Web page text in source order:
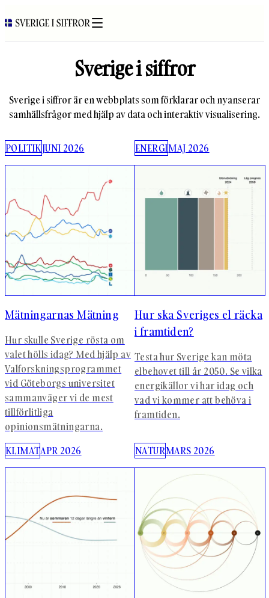
Sverige i siffror
Sverige i siffror är en webbplats som förklarar och nyanserar
samhällsfrågor med hjälp av data och interaktiv visualisering.
POLITIKJUNI 2026
Mätningarnas Mätning
Hur skulle Sverige rösta om
valet hölls idag? Med hjälp av
Valforskningsprogrammet
vid Göteborgs universitet
sammanväger vi de mest
tillförlitliga
opinionsmätningarna.
ENERGIMAJ 2026
Hur ska Sveriges el räcka
i framtiden?
Testa hur Sverige kan möta
elbehovet till år 2050. Se vilka
energikällor vi har idag och
vad vi kommer att behöva i
framtiden.
KLIMATAPR 2026 NATURMARS 2026